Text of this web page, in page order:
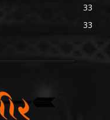
33
33